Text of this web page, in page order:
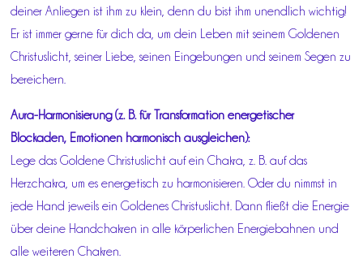
deiner Anliegen ist ihm zu klein, denn du bist ihm unendlich wichtig!
Er ist immer gerne für dich da, um dein Leben mit seinem Goldenen
Christuslicht, seiner Liebe, seinen Eingebungen und seinem Segen zu
bereichern.
Aura-Harmonisierung (z. B. für Transformation energetischer
Blockaden, Emotionen harmonisch ausgleichen):
Lege das Goldene Christuslicht auf ein Chakra, z. B. auf das
Herzchakra, um es energetisch zu harmonisieren. Oder du nimmst in
jede Hand jeweils ein Goldenes Christuslicht. Dann fließt die Energie
über deine Handchakren in alle körperlichen Energiebahnen und
alle weiteren Chakren.